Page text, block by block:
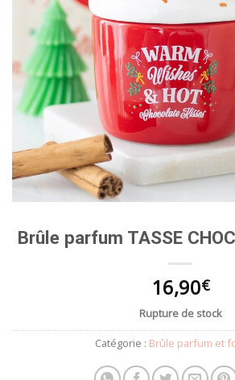
Brûle parfum TASSE
16,90€
Rupture de stock
Catégorie : Brûle parfum et